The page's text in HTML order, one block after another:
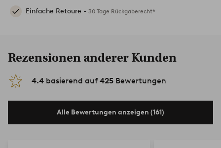
Einfache Retoure - 30 Tage Rückgaberecht*
Rezensionen anderer Kunden
4.4 basierend auf 425 Bewertungen
Alle Bewertungen anzeigen (161)